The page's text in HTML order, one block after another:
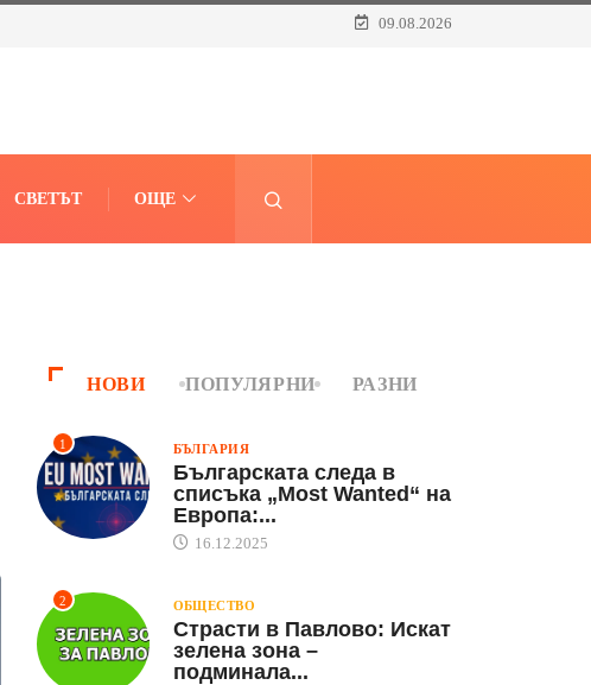
09.08.2026
СВЕТЪТ ОЩЕ
НОВИ ПОПУЛЯРНИ РАЗНИ
1 БЪЛГАРИЯ
Българската следа в
списъка „Most Wanted“ на
Европа:...
16.12.2025
2 ОБЩЕСТВО
Страсти в Павлово: Искат
зелена зона –
подминала...